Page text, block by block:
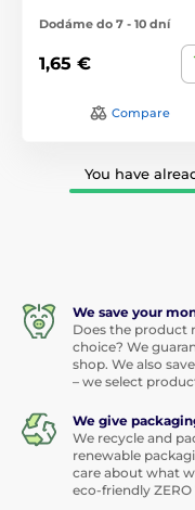
Dodáme do 7 - 10 dní
1,65 €
Compare
You have
We save your
Does the product
choice? We
shop. We also
– we select
We give
We recycle and
renewable
care about what
eco-friendly